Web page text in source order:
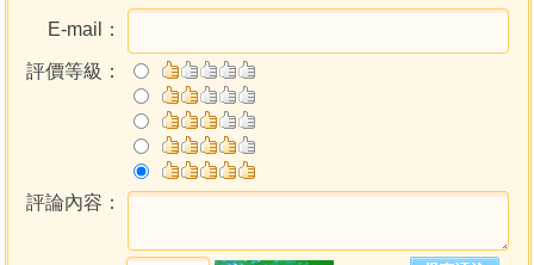
E-mail：
評價等級：
評論內容：